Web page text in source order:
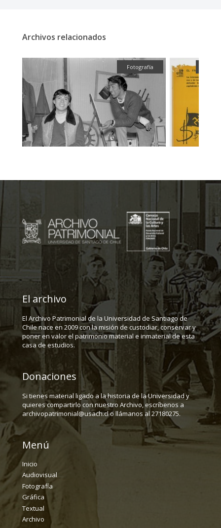
Archivos relacionados
Fotografía
El archivo
El Archivo Patrimonial de la Universidad de Santiago de
Chile nace en 2009 con la misión de custodiar, conservar y
poner en valor el patrimonio material e inmaterial de esta
casa de estudios.
Donaciones
Si tienes material ligado a la historia de la Universidad y
quieres compartirlo con nuestro Archivo, escríbenos a
archivopatrimonial@usach.cl o llámanos al 27180275.
Menú
Inicio
Audiovisual
Fotografía
Gráfica
Textual
Archivo